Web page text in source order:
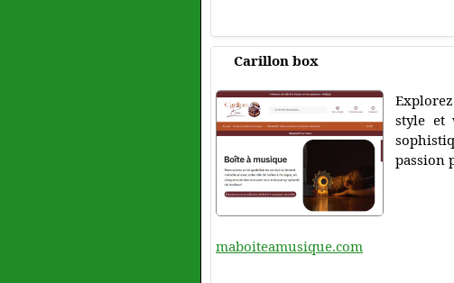
Carillon box
style et
passion
maboiteamusique.com